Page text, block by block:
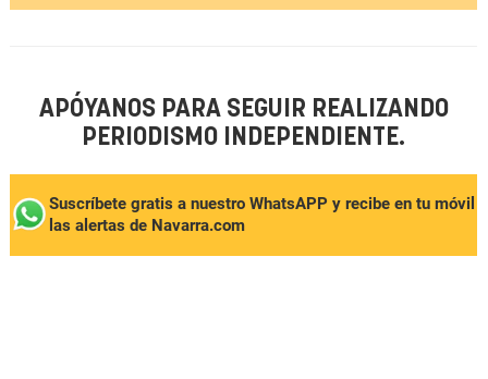
APÓYANOS PARA SEGUIR REALIZANDO
PERIODISMO INDEPENDIENTE.
Suscríbete gratis a nuestro WhatsAPP y recibe en tu móvil
las alertas de Navarra.com